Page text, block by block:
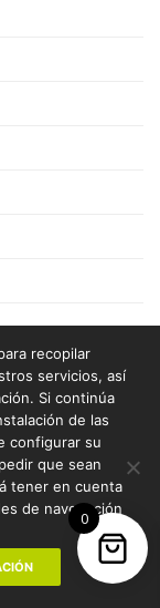
0
recopilar
servicios, así
Si continúa
de las
configurar su
que sean
tener en cuenta
de navegación